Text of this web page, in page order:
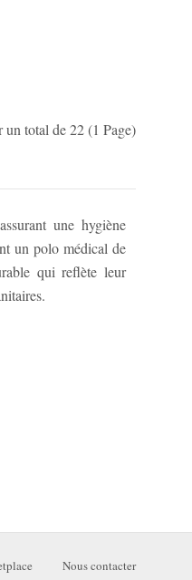
un total de 22 (1 Page)
Nous contacter